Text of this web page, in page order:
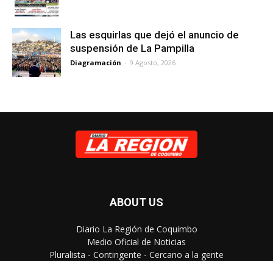
Las esquirlas que dejó el anuncio de
suspensión de La Pampilla
Diagramación - 9 Agosto, 2026
ABOUT US
Diario La Región de Coquimbo
Medio Oficial de Noticias
Pluralista - Contingente - Cercano a la gente